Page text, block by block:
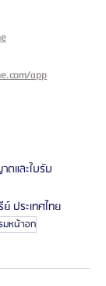
app
ตและใบรับ
ประเทศไทย
มหน้าอก